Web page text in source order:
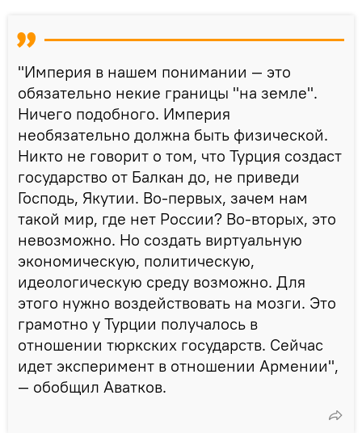
"Империя в нашем понимании — это
обязательно некие границы "на земле".
Ничего подобного. Империя
необязательно должна быть физической.
Никто не говорит о том, что Турция создаст
государство от Балкан до, не приведи
Господь, Якутии. Во-первых, зачем нам
такой мир, где нет России? Во-вторых, это
невозможно. Но создать виртуальную
экономическую, политическую,
идеологическую среду возможно. Для
этого нужно воздействовать на мозги. Это
грамотно у Турции получалось в
отношении тюркских государств. Сейчас
идет эксперимент в отношении Армении",
— обобщил Аватков.